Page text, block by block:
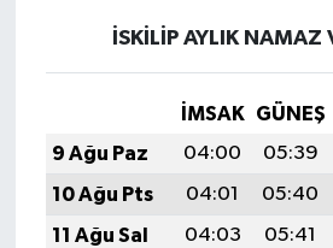
İSKİLİP AYLIK NAMAZ
İMSAK GÜNEŞ
9 Ağu Paz
04:00 05:39
10 Ağu Pts
04:01 05:40
11 Ağu Sal
04:03 05:41